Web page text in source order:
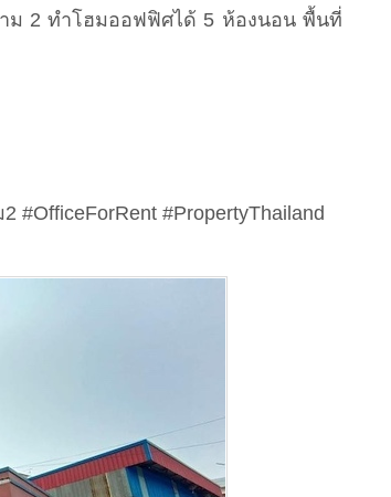
ม 2 ทำโฮมออฟฟิศได้ 5 ห้องนอน พื้นที่
#OfficeForRent #PropertyThailand